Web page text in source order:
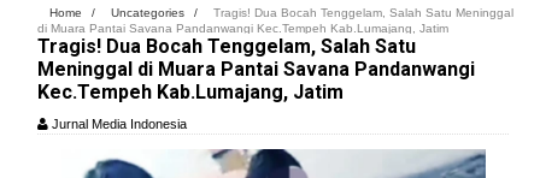
Home / Uncategories /
Tragis! Dua Bocah Tenggelam, Salah Satu Meninggal
di Muara Pantai Savana Pandanwangi Kec.Tempeh Kab.Lumajang, Jatim
Tragis! Dua Bocah Tenggelam, Salah Satu
Meninggal di Muara Pantai Savana Pandanwangi
Kec.Tempeh Kab.Lumajang, Jatim
Jurnal Media Indonesia